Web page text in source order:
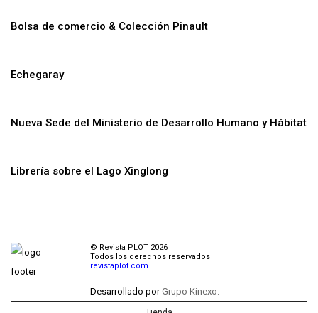
Bolsa de comercio & Colección Pinault
Echegaray
Nueva Sede del Ministerio de Desarrollo Humano y Hábitat
Librería sobre el Lago Xinglong
© Revista PLOT 2026
Todos los derechos reservados
revistaplot.com
Desarrollado porGrupo Kinexo.